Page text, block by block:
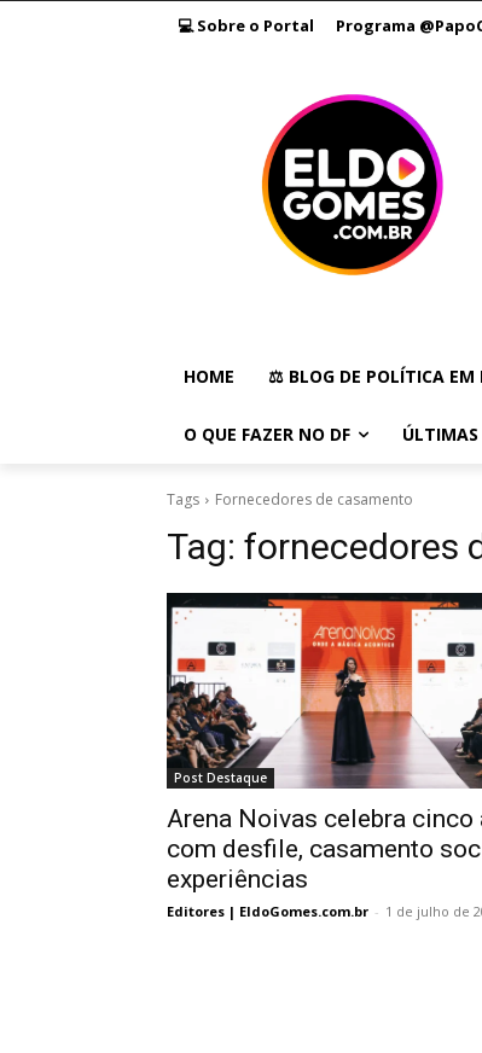
💻 Sobre o Portal Programa
HOME ⚖️ BLOG DE POLÍTICA EM
O QUE FAZER NO DF
Tags Fornecedores de casamento
Tag: fornecedores
Post Destaque
Arena Noivas celebra cinco
com desfile, casamento
experiências
Editores | EldoGomes.com.br - 1 de julho de